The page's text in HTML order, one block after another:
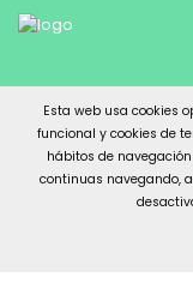
Esta web usa cookies
funcional y cookies de
hábitos de
continuas navegando,